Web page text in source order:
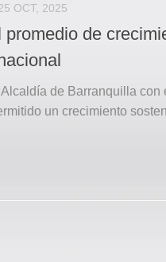
OCT, 2025
de
de Barranquilla con
un crecimiento